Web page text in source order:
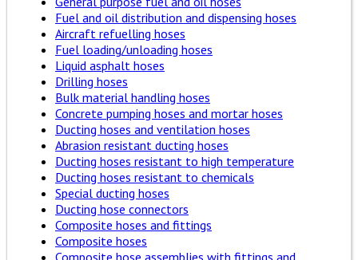
Fuel and oil distribution and dispensing hoses
Aircraft refuelling hoses
Fuel loading/unloading hoses
Liquid asphalt hoses
Drilling hoses
Bulk material handling hoses
Concrete pumping hoses and mortar hoses
Ducting hoses and ventilation hoses
Abrasion resistant ducting hoses
Ducting hoses resistant to high temperature
Ducting hoses resistant to chemicals
Special ducting hoses
Ducting hose connectors
Composite hoses and fittings
Composite hoses